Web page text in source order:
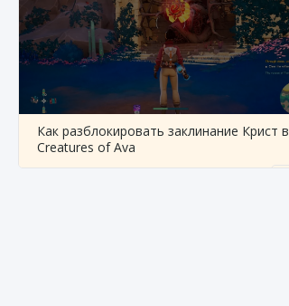
Как разблокировать заклинание Крист в
Creatures of Ava